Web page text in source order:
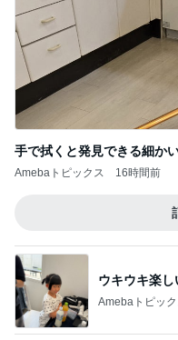
手で拭くと発見できる細か
Amebaトピックス 16時間前
ウキウキ楽
Amebaトピック